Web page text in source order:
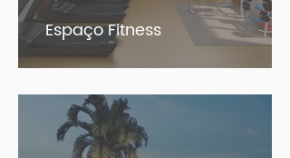
Espaço Fitness